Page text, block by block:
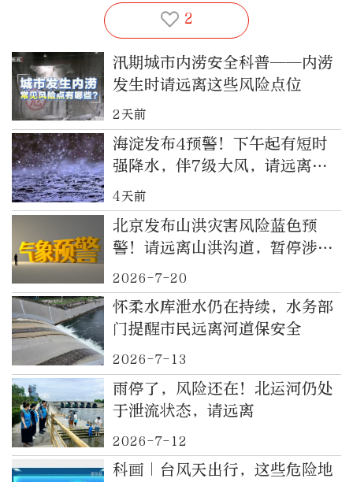
2
汛期城市内涝安全科普——内涝
发生时请远离这些风险点位
2天前
海淀发布4预警！下午起有短时
强降水，伴7级大风，请远离山
洪沟道
4天前
北京发布山洪灾害风险蓝色预
警！请远离山洪沟道，暂停涉山
涉水户外活动
2026-7-20
怀柔水库泄水仍在持续，水务部
门提醒市民远离河道保安全
2026-7-13
雨停了，风险还在！北运河仍处
于泄流状态，请远离
2026-7-12
科画｜台风天出行，这些危险地